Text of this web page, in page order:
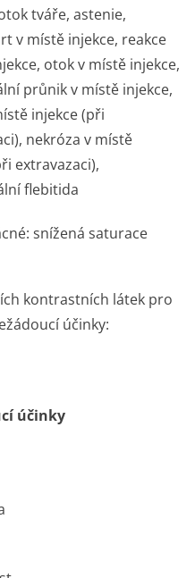
tváře, astenie,
v místě injekce, reakce
otok v místě injekce,
průnik v místě injekce,
injekce (při
nekróza v místě
extravazaci),
flebitida
snížená saturace
kontrastních látek pro
účinky:
účinky